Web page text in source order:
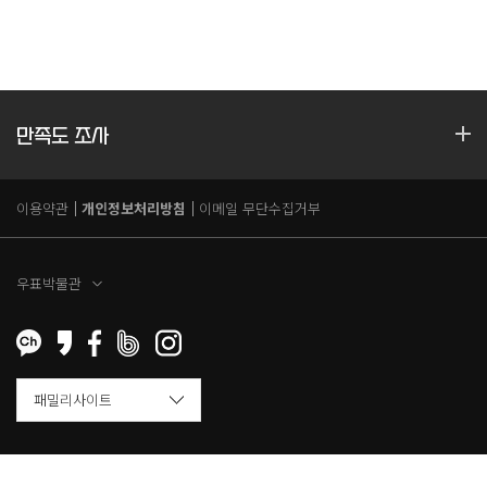
만족도 조사
이용약관 개인정보처리방침 이메일 무단수집거부
우표박물관